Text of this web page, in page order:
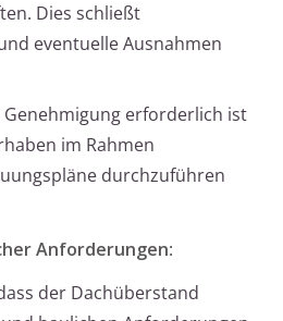
Dies schließt
eventuelle Ausnahmen
Genehmigung erforderlich ist
im Rahmen
durchzuführen
Anforderungen:
der Dachüberstand